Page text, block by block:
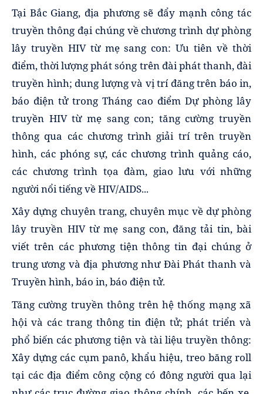
Tại Bắc Giang, địa phương sẽ đẩy mạnh công tác
truyền thông đại chúng về chương trình dự phòng
lây truyền HIV từ mẹ sang con: Ưu tiên về thời
điểm, thời lượng phát sóng trên đài phát thanh, đài
truyền hình; dung lượng và vị trí đăng trên báo in,
báo điện tử trong Tháng cao điểm Dự phòng lây
truyền HIV từ mẹ sang con; tăng cường truyền
thông qua các chương trình giải trí trên truyền
hình, các phóng sự, các chương trình quảng cáo,
các chương trình tọa đàm, giao lưu với những
người nổi tiếng về HIV/AIDS...
Xây dựng chuyên trang, chuyên mục về dự phòng
lây truyền HIV từ mẹ sang con, đăng tải tin, bài
viết trên các phương tiện thông tin đại chúng ở
trung ương và địa phương như Đài Phát thanh và
Truyền hình, báo in, báo điện tử.
Tăng cường truyền thông trên hệ thống mạng xã
hội và các trang thông tin điện tử; phát triển và
phổ biến các phương tiện và tài liệu truyền thông:
Xây dựng các cụm panô, khẩu hiệu, treo băng roll
tại các địa điểm công cộng có đông người qua lại